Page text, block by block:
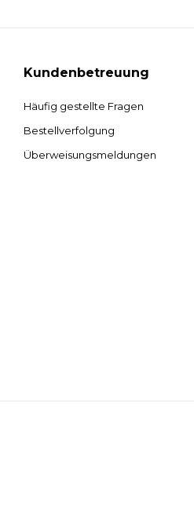
Kundenbetreuung
Häufig gestellte Fragen
Bestellverfolgung
Überweisungsmeldungen